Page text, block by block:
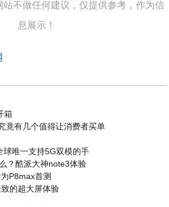
不做任何建议，仅提供参考，作为信
息展示！
箱
竟有几个值得让消费者买单
唯一支持5G双模的手
？酷派大神note3体验
P8max首测
的超大屏体验